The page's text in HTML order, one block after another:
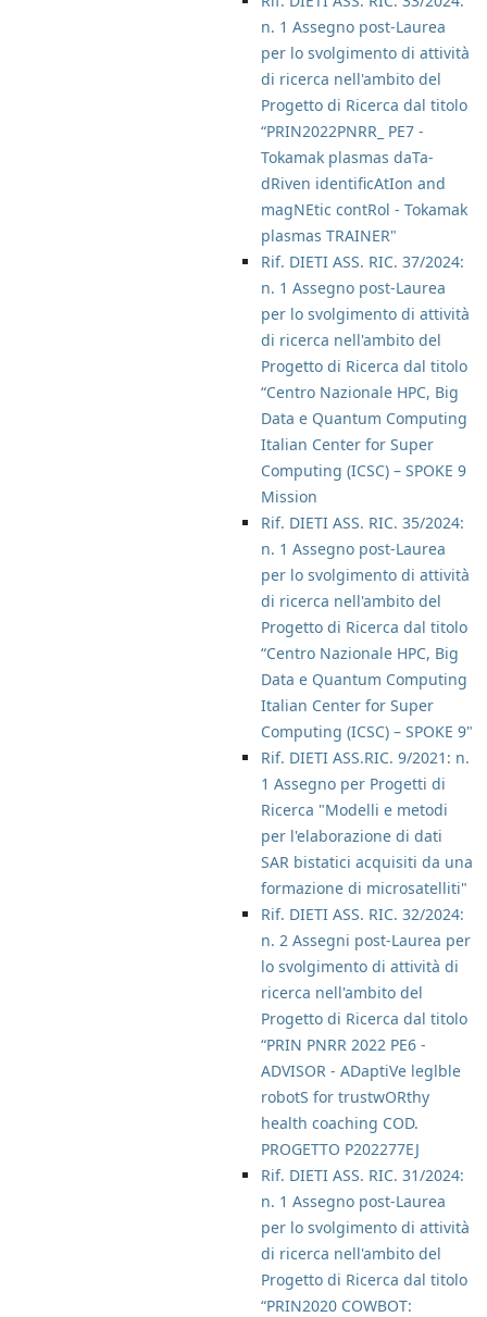
n. 1 Assegno post-Laurea
per lo svolgimento di attività
di ricerca nell'ambito del
Progetto di Ricerca dal titolo
“PRIN2022PNRR_ PE7 -
Tokamak plasmas daTa-
dRiven identificAtIon and
magNEtic contRol - Tokamak
plasmas TRAINER"
Rif. DIETI ASS. RIC. 37/2024:
n. 1 Assegno post-Laurea
per lo svolgimento di attività
di ricerca nell'ambito del
Progetto di Ricerca dal titolo
“Centro Nazionale HPC, Big
Data e Quantum Computing
Italian Center for Super
Computing (ICSC) – SPOKE 9
Mission
Rif. DIETI ASS. RIC. 35/2024:
n. 1 Assegno post-Laurea
per lo svolgimento di attività
di ricerca nell'ambito del
Progetto di Ricerca dal titolo
“Centro Nazionale HPC, Big
Data e Quantum Computing
Italian Center for Super
Computing (ICSC) – SPOKE 9"
Rif. DIETI ASS.RIC. 9/2021: n.
1 Assegno per Progetti di
Ricerca "Modelli e metodi
per l'elaborazione di dati
SAR bistatici acquisiti da una
formazione di microsatelliti"
Rif. DIETI ASS. RIC. 32/2024:
n. 2 Assegni post-Laurea per
lo svolgimento di attività di
ricerca nell'ambito del
Progetto di Ricerca dal titolo
“PRIN PNRR 2022 PE6 -
ADVISOR - ADaptiVe leglble
robotS for trustwORthy
health coaching COD.
PROGETTO P202277EJ
Rif. DIETI ASS. RIC. 31/2024:
n. 1 Assegno post-Laurea
per lo svolgimento di attività
di ricerca nell'ambito del
Progetto di Ricerca dal titolo
“PRIN2020 COWBOT: